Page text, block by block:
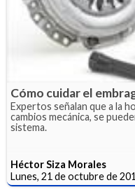
Cómo cuidar el
Expertos señalan que a la
cambios mecánica, se
sistema.
Héctor Siza Morales
Lunes, 21 de octubre de